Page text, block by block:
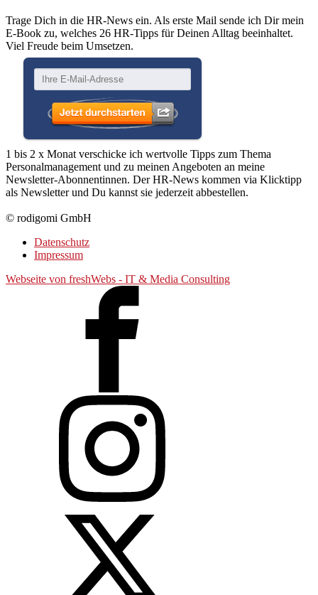
Trage Dich in die HR-News ein. Als erste Mail sende ich Dir mein
E-Book zu, welches 26 HR-Tipps für Deinen Alltag beeinhaltet.
Viel Freude beim Umsetzen.
1 bis 2 x Monat verschicke ich wertvolle Tipps zum Thema
Personalmanagement und zu meinen Angeboten an meine
Newsletter-Abonnentinnen. Der HR-News kommen via Klicktipp
als Newsletter und Du kannst sie jederzeit abbestellen.
© rodigomi GmbH
Datenschutz
Impressum
Webseite von freshWebs - IT & Media Consulting